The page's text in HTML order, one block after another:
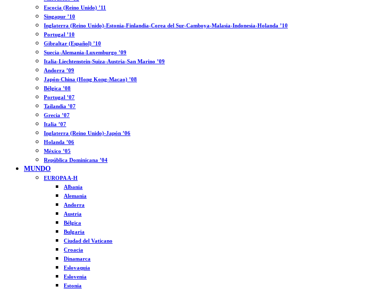
Escocia (Reino Unido) ’11
Singapur ’10
Inglaterra (Reino Unido)-Estonia-Finlandia-Corea del Sur-Camboya-Malasia-Indonesia-Holanda ’10
Portugal ’10
Gibraltar (Español) ’10
Suecia-Alemania-Luxemburgo ’09
Italia-Liechtenstein-Suiza-Austria-San Marino ’09
Andorra ’09
Japón-China (Hong Kong-Macao) ’08
Bélgica ’08
Portugal ’07
Tailandia ’07
Grecia ’07
Italia ’07
Inglaterra (Reino Unido)-Japón ’06
Holanda ’06
México ’05
República Dominicana ’04
MUNDO
EUROPA A-H
Albania
Alemania
Andorra
Austria
Bélgica
Bulgaria
Ciudad del Vaticano
Croacia
Dinamarca
Eslovaquia
Eslovenia
Estonia